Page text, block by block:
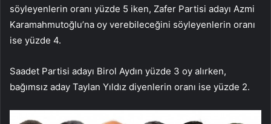
söyleyenlerin oranı yüzde 5 iken, Zafer Partisi adayı Azmi
Karamahmutoğlu’na oy verebileceğini söyleyenlerin oranı
ise yüzde 4.
Saadet Partisi adayı Birol Aydın yüzde 3 oy alırken,
bağımsız aday Taylan Yıldız diyenlerin oranı ise yüzde 2.